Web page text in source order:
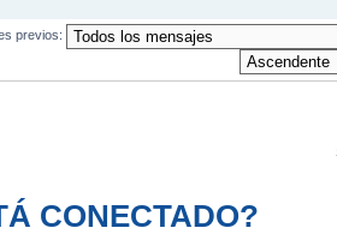
previos:
CONECTADO?